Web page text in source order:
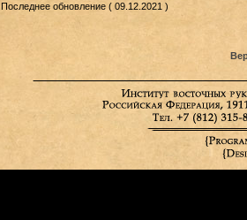
Последнее обновление ( 09.12.2021 )